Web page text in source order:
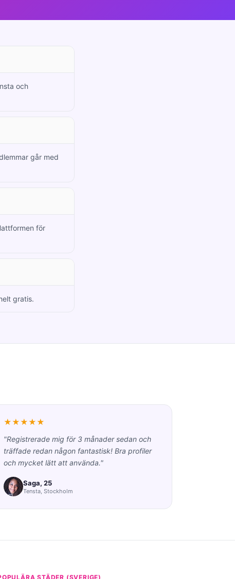
och
går med
för
gratis.
★★★★★
"Registrerade mig för 3 månader sedan och
träffade redan någon fantastisk! Bra profiler
och mycket lätt att använda."
Saga, 25
Tensta, Stockholm
STÄDER (SVERIGE)